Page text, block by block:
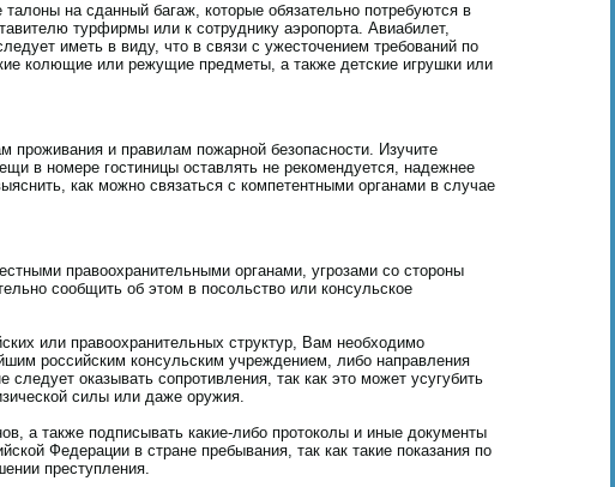
на сданный багаж, которые обязательно потребуются в
турфирмы или к сотруднику аэропорта. Авиабилет,
иметь в виду, что в связи с ужесточением требований по
колющие или режущие предметы, а также детские игрушки или
проживания и правилам пожарной безопасности. Изучите
в номере гостиницы оставлять не рекомендуется, надежнее
как можно связаться с компетентными органами в случае
правоохранительными органами, угрозами со стороны
сообщить об этом в посольство или консульское
или правоохранительных структур, Вам необходимо
российским консульским учреждением, либо направления
оказывать сопротивления, так как это может усугубить
силы или даже оружия.
а также подписывать какие-либо протоколы и иные документы
Федерации в стране пребывания, так как такие показания по
преступления.